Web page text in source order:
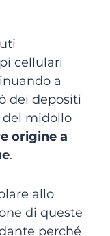
cellulari
a
dei depositi
del midollo
origine a
.
allo
di queste
perché